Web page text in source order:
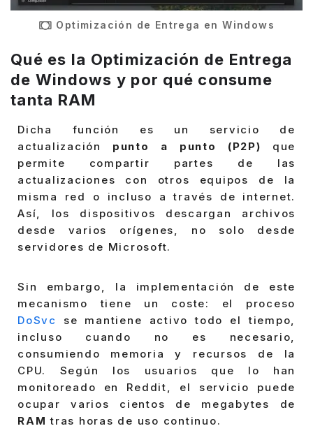
Optimización de Entrega en Windows
Qué es la Optimización de Entrega
de Windows y por qué consume
tanta RAM
Dicha función es un servicio de
actualización punto a punto (P2P) que
permite compartir partes de las
actualizaciones con otros equipos de la
misma red o incluso a través de internet.
Así, los dispositivos descargan archivos
desde varios orígenes, no solo desde
servidores de Microsoft.
Sin embargo, la implementación de este
mecanismo tiene un coste: el proceso
DoSvc se mantiene activo todo el tiempo,
incluso cuando no es necesario,
consumiendo memoria y recursos de la
CPU. Según los usuarios que lo han
monitoreado en Reddit, el servicio puede
ocupar varios cientos de megabytes de
RAMtras horas de uso continuo.